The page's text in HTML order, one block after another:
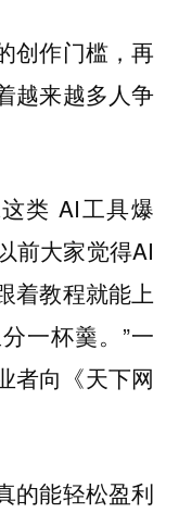
创作门槛，再
越来越多人争
类 AI工具爆
前大家觉得AI
着教程就能上
一杯羹。”一
者向《天下网
的能轻松盈利